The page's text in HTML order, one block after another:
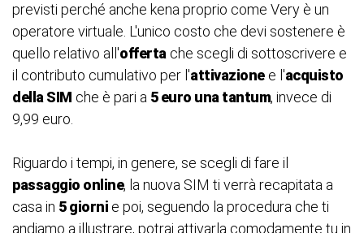
previsti perché anche kena proprio come Very è un
operatore virtuale. L'unico costo che devi sostenere è
quello relativo all'offertache scegli di sottoscrivere e
il contributo cumulativo per l'attivazionee l'acquisto
della SIM che è pari a 5 euro una tantum, invece di
9,99 euro.
Riguardo i tempi, in genere, se scegli di fare il
passaggio online, la nuova SIM ti verrà recapitata a
casa in 5 giorni e poi, seguendo la procedura che ti
andiamo a illustrare, potrai attivarla comodamente tu in